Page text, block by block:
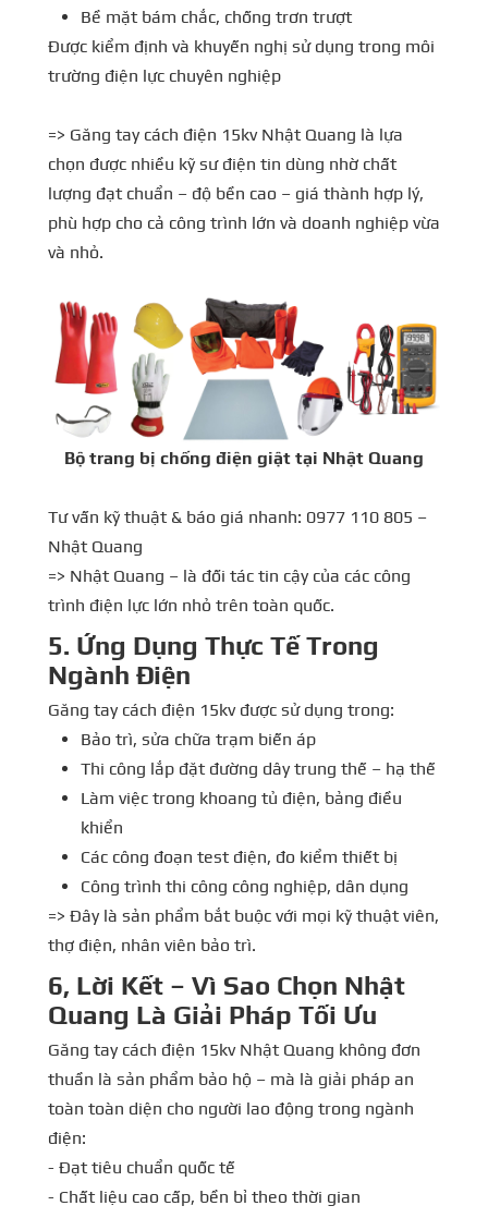
Bề mặt bám chắc, chống trơn trượt
Được kiểm định và khuyến nghị sử dụng trong môi
trường điện lực chuyên nghiệp
=> Găng tay cách điện 15kv Nhật Quang là lựa
chọn được nhiều kỹ sư điện tin dùng nhờ chất
lượng đạt chuẩn – độ bền cao – giá thành hợp lý,
phù hợp cho cả công trình lớn và doanh nghiệp vừa
và nhỏ.
Bộ trang bị chống điện giật tại Nhật Quang
Tư vấn kỹ thuật & báo giá nhanh: 0977 110 805 –
Nhật Quang
=> Nhật Quang – là đối tác tin cậy của các công
trình điện lực lớn nhỏ trên toàn quốc.
5. Ứng Dụng Thực Tế Trong
Ngành Điện
Găng tay cách điện 15kv được sử dụng trong:
Bảo trì, sửa chữa trạm biến áp
Thi công lắp đặt đường dây trung thế – hạ thế
Làm việc trong khoang tủ điện, bảng điều
khiển
Các công đoạn test điện, đo kiểm thiết bị
Công trình thi công công nghiệp, dân dụng
=> Đây là sản phẩm bắt buộc với mọi kỹ thuật viên,
thợ điện, nhân viên bảo trì.
6, Lời Kết – Vì Sao Chọn Nhật
Quang Là Giải Pháp Tối Ưu
Găng tay cách điện 15kv Nhật Quang không đơn
thuần là sản phẩm bảo hộ – mà là giải pháp an
toàn toàn diện cho người lao động trong ngành
điện:
- Đạt tiêu chuẩn quốc tế
- Chất liệu cao cấp, bền bỉ theo thời gian